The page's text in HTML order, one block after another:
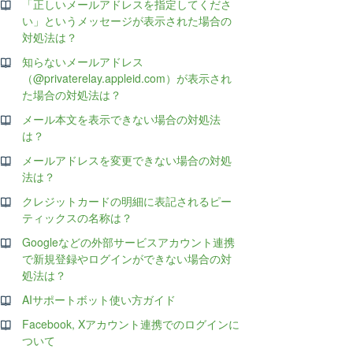
「正しいメールアドレスを指定してくださ
い」というメッセージが表示された場合の
対処法は？
知らないメールアドレス
（@privaterelay.appleid.com）が表示され
た場合の対処法は？
メール本文を表示できない場合の対処法
は？
メールアドレスを変更できない場合の対処
法は？
クレジットカードの明細に表記されるピー
ティックスの名称は？
Googleなどの外部サービスアカウント連携
で新規登録やログインができない場合の対
処法は？
AIサポートボット使い方ガイド
Facebook, Xアカウント連携でのログインに
ついて